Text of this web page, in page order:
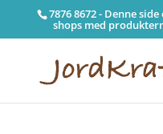
7876 8672 - Denne
shops med